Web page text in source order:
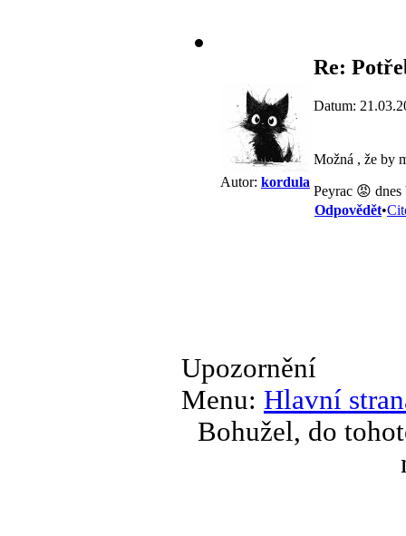
Autor: kordula
Re:
Datum:
Možná , že by
Peyrac 😡
Odpovědět•
Upozornění
Menu: Hlavní
Bohužel, do